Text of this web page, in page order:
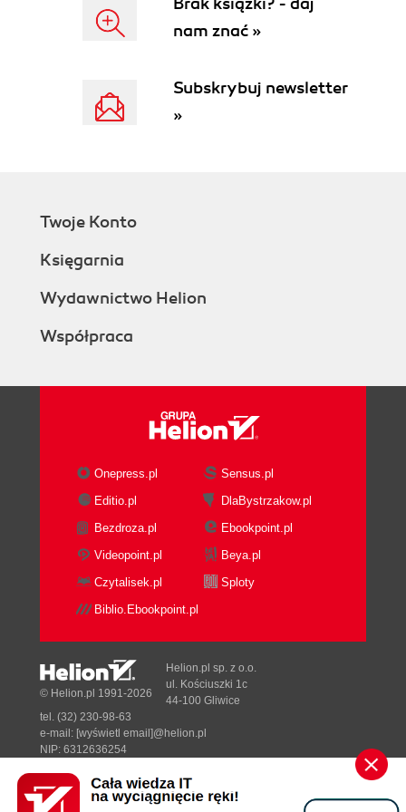
11.1. Sposoby wprowadzania twierdzeń (71)
poziom podstawowy (77)
12.2. Przykładowy schemat punktowania - poziom
rozszerzony (94)
Rozdział 13. Literatura (99)
Brak książki? - daj
nam znać »
Subskrybuj newsletter
»
Twoje Konto
Księgarnia
Wydawnictwo Helion
Współpraca
Onepress.pl
Sensus.pl
Editio.pl
DlaBystrzakow.pl
Bezdroza.pl
Ebookpoint.pl
Videopoint.pl
Beya.pl
Czytalisek.pl
Sploty
Biblio.Ebookpoint.pl
Designed with ♥ byTonik.pl
© Helion.pl 1991-2026
Helion.pl sp. z o.o.
ul. Kościuszki 1c
44-100 Gliwice
tel. (32) 230-98-63
e-mail: [wyświetl email]@helion.pl
NIP: 6312636254